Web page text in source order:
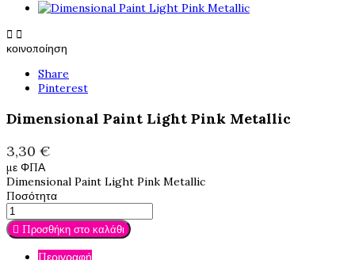
 
κοινοποίηση
Share
Pinterest
Dimensional Paint Light Pink Metallic
3,30 €
με ΦΠΑ
Dimensional Paint Light Pink Metallic
Ποσότητα
 Προσθήκη στο καλάθι
Περιγραφή